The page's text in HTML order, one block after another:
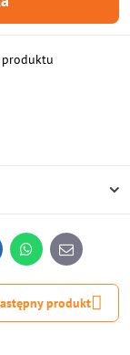
produktu
WhatsApp
E-
mail
produkt